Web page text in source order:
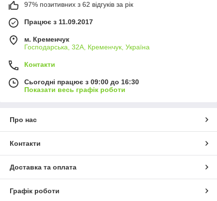
97% позитивних з 62 відгуків за рік
Працює з 11.09.2017
м. Кременчук
Господарська, 32А, Кременчук, Україна
Контакти
Сьогодні працює з 09:00 до 16:30
Показати весь графік роботи
Про нас
Контакти
Доставка та оплата
Графік роботи